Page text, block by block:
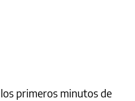
primeros minutos de